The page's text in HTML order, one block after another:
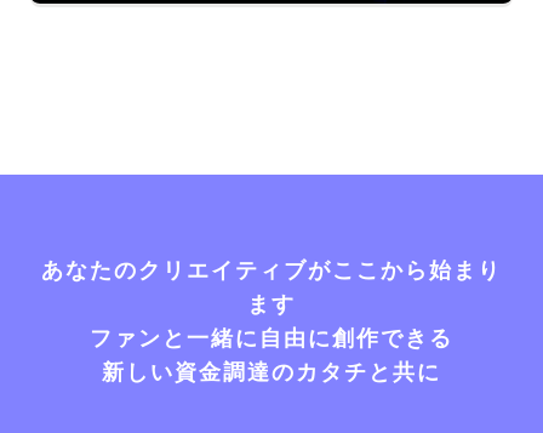
あなたのクリエイティブがここから始まり
ます
ファンと一緒に自由に創作できる
新しい資金調達のカタチと共に